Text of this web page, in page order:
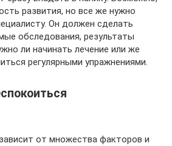
развития, но все же нужно
Он должен сделать
обследования, результаты
ли начинать лечение или же
регулярными упражнениями.
от множества факторов и